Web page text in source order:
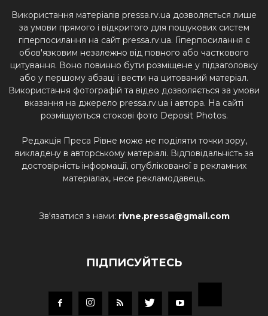
Використання матеріалів pressa.rv.ua дозволяється лише
за умови прямого і відкритого для пошукових систем
гіперпосилання на сайт pressa.rv.ua. Гіперпосилання є
обов'язковим незалежно від повного або часткового
цитування. Воно повинно бути розміщене у підзаголовку
або у першому абзаці і вести на цитований матеріал.
Використання фотографій та відео дозволяється за умови
вказання на джерело pressa.rv.ua і автора. На сайті
розміщуються стокові фото Deposit Photos.
Редакція Преса Рівне може не поділяти точки зору,
викладену в авторському матеріалі. Відповідальність за
достовірність інформації, опублікованої в рекламних
матеріалах, несе рекламодавець.
Зв'язатися з нами: rivne.pressa@gmail.com
ПІДПИСУЙТЕСЬ